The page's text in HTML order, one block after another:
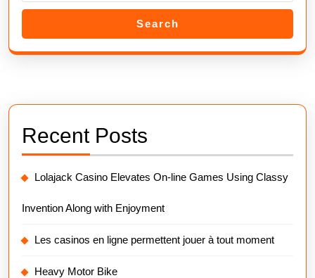
Search
Recent Posts
Lolajack Casino Elevates On-line Games Using Classy
Invention Along with Enjoyment
Les casinos en ligne permettent jouer à tout moment
Heavy Motor Bike